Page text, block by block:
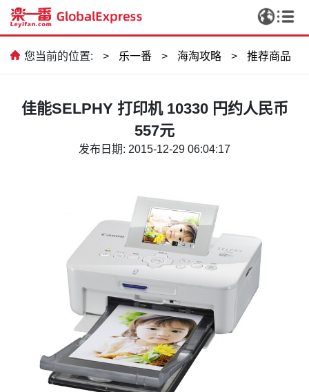
您当前的位置: > 乐一番 > 海淘攻略 > 推荐商品
佳能SELPHY 打印机 10330 円约人民币
557元
发布日期: 2015-12-29 06:04:17